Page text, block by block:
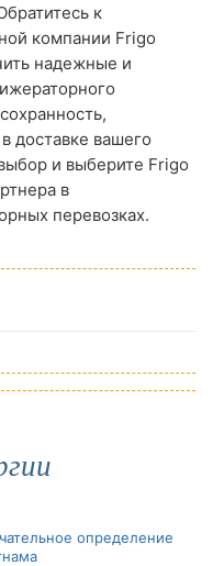
к
компании Frigo
надежные и
доставке вашего
и выберите Frigo
в
перевозках.
определение